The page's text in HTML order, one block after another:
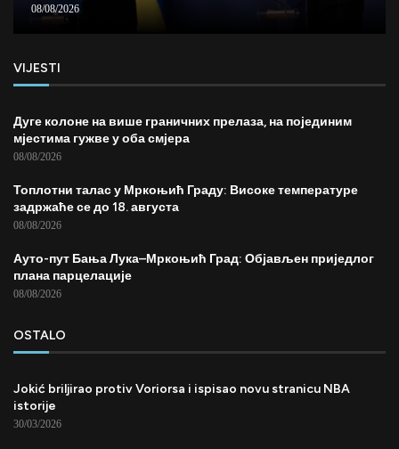
08/08/2026
VIJESTI
Дуге колоне на више граничних прелаза, на појединим
мјестима гужве у оба смјера
08/08/2026
Топлотни талас у Мркоњић Граду: Високе температуре
задржаће се до 18. августа
08/08/2026
Ауто-пут Бања Лука–Мркоњић Град: Објављен приједлог
плана парцелације
08/08/2026
OSTALO
Jokić briljirao protiv Voriorsa i ispisao novu stranicu NBA
istorije
30/03/2026